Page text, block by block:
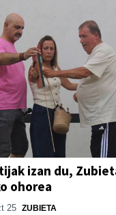
izan du,
ohorea
25 ZUBIETA